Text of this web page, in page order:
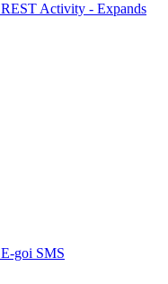
REST Activity - Expands
E-goi SMS